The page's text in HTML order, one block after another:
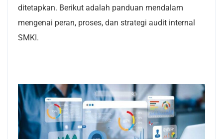
ditetapkan. Berikut adalah panduan mendalam
mengenai peran, proses, dan strategi audit internal
SMKI.